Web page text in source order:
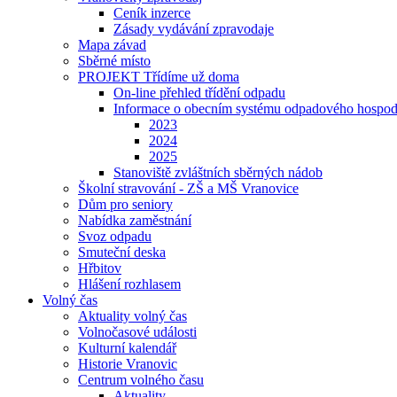
Ceník inzerce
Zásady vydávání zpravodaje
Mapa závad
Sběrné místo
PROJEKT Třídíme už doma
On-line přehled třídění odpadu
Informace o obecním systému odpadového
2023
2024
2025
Stanoviště zvláštních sběrných nádob
Školní stravování - ZŠ a MŠ Vranovice
Dům pro seniory
Nabídka zaměstnání
Svoz odpadu
Smuteční deska
Hřbitov
Hlášení rozhlasem
Volný čas
Aktuality volný čas
Volnočasové události
Kulturní kalendář
Historie Vranovic
Centrum volného času